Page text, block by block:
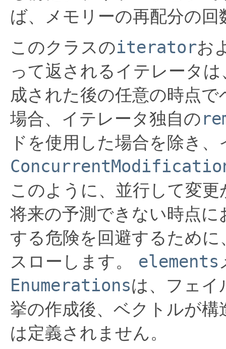
ば、メモリーの再配分の
このクラスのiteratorお
って返されるイテレータは
成された後の任意の時点
場合、イテレータ独自の
ドを使用した場合を除き
このように、並行して変
将来の予測できない時点
する危険を回避するため
スローします。
elements
Enumerationsは、フェイ
挙の作成後、ベクトルが
は定義されません。